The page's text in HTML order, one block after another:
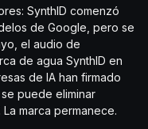
SynthID comenzó
de Google, pero se
el audio de
de agua SynthID en
de IA han firmado
puede eliminar
marca permanece.